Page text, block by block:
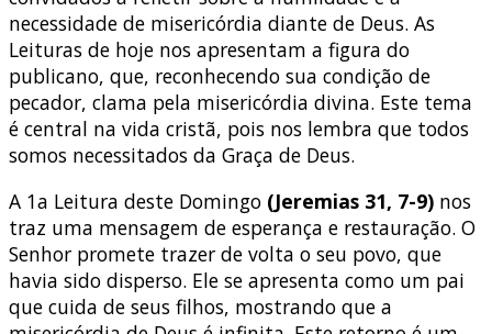
necessidade de misericórdia diante de Deus. As
Leituras de hoje nos apresentam a figura do
publicano, que, reconhecendo sua condição de
pecador, clama pela misericórdia divina. Este tema
é central na vida cristã, pois nos lembra que todos
somos necessitados da Graça de Deus.
A 1a Leitura deste Domingo (Jeremias 31, 7-9) nos
traz uma mensagem de esperança e restauração. O
Senhor promete trazer de volta o seu povo, que
havia sido disperso. Ele se apresenta como um pai
que cuida de seus filhos, mostrando que a